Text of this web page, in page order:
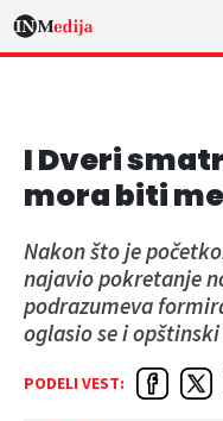
I Dveri
mora biti
Nakon što je
najavio pokretanje
podrazumeva
oglasio se i
PODELI VEST: